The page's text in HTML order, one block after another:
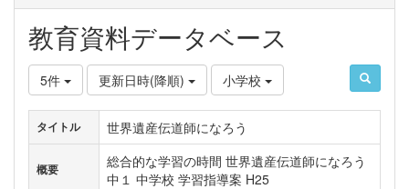
教育資料データベース
5件 更新日時(降順) 小学校
タイトル 世界遺産伝道師になろう
概要
総合的な学習の時間 世界遺産伝道師になろう
中１ 中学校 学習指導案 H25